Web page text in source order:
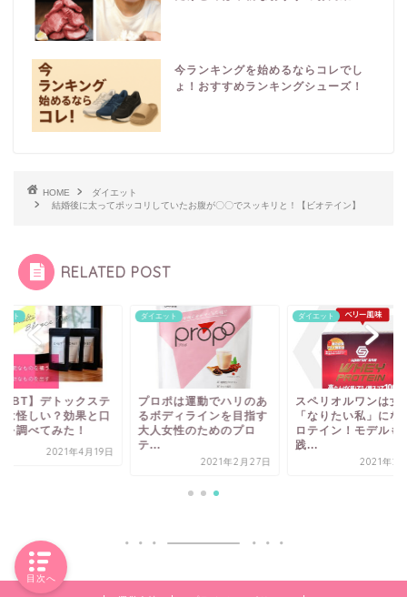
今ランキングを始めるならコレでし
ょ！おすすめランキングシューズ！
HOME
ダイエット
結婚後に太ってポッコリしていたお腹が〇〇でスッキリと！【ビオテイン】
RELATED POST
ット
】デトックステ
は怪しい？効果と口
を調べてみた！
2021年4月19日
ダイエット
プロポは運動でハリのあ
るボディラインを目指す
大人女性のためのプロ
テ...
2021年2月27日
ダイエット
スペリオルワンは女
「なりたい私」にな
ロテイン！モデルも
践...
2021年2
目次へ